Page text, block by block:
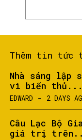
Thêm tin tức
Nhà sáng
vì biển thủ...
EDWARD - 2 DAYS
Câu Lạc Bộ
giá trị